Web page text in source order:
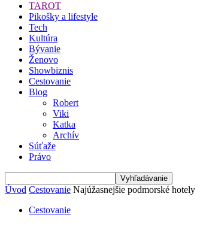
TAROT
Pikošky a lifestyle
Tech
Kultúra
Bývanie
Ženovo
Showbiznis
Cestovanie
Blog
Robert
Viki
Katka
Archív
Súťaže
Právo
Úvod Cestovanie Najúžasnejšie podmorské hotely
Cestovanie